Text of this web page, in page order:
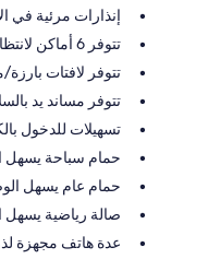
إنذارات مرئية في
تتوفر 6 أماكن لانتظار السيارات مخصصة لذوي الاحتياجات الخاصة
تتوفر لافتات
تتوفر مساند يد
تسهيلات للدخول
حمام سباحة يسهل
حمام عام يسهل
صالة رياضية يسهل
عدة هاتف مجهزة